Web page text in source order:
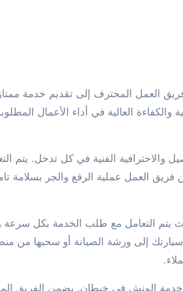
العمل المحترف إلى تقديم خدمة
العالية في أداء الأعمال
الفنية في كل تدخل. يتم
العمل عملية الرفع والجر بسلامة
يتم التعامل مع طلب الخدمة بكل سرعة
إلى ورشة الصيانة أو سحبها من
خدمة الونش في خيطان. يضمن الفريق